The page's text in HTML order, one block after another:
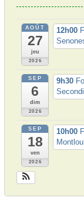
AOÛT
27
jeu
2026
12h00
SEP
6
dim
2026
9h30
SEP
18
ven
2026
10h00